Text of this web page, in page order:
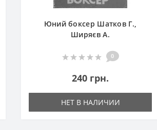
Юний боксер Шатков Г.,
Ширяєв А.
0
240 грн.
НЕТ В НАЛИЧИИ